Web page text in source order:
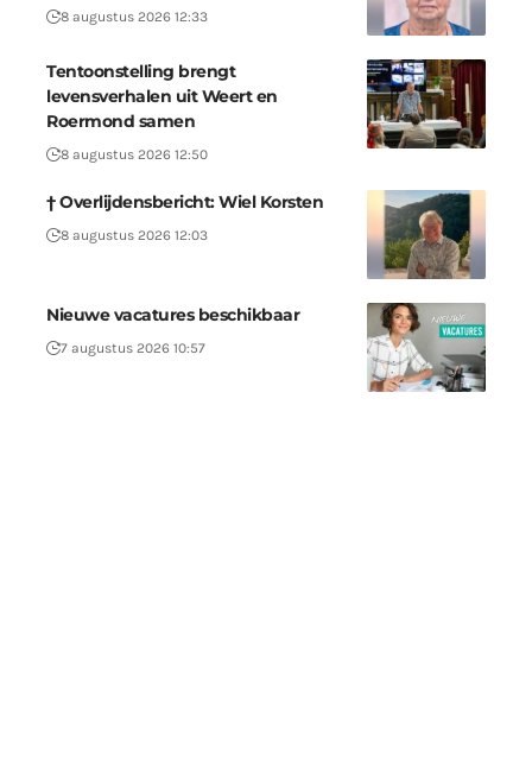
8 augustus 2026 12:33
Tentoonstelling brengt
levensverhalen uit Weert en
Roermond samen
8 augustus 2026 12:50
† Overlijdensbericht: Wiel Korsten
8 augustus 2026 12:03
Nieuwe vacatures beschikbaar
7 augustus 2026 10:57